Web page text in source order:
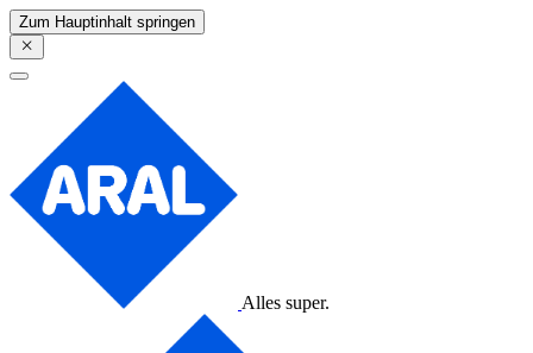
Zum Hauptinhalt springen
Alles super.